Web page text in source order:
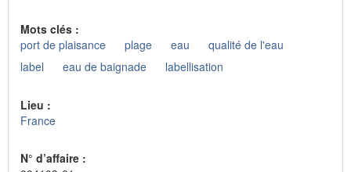
Mots clés :
port de plaisance
plage eau
qualité de l'eau
label
eau de baignade labellisation
Lieu :
France
N° d’affaire :